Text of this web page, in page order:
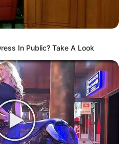
In Public? Take A Look